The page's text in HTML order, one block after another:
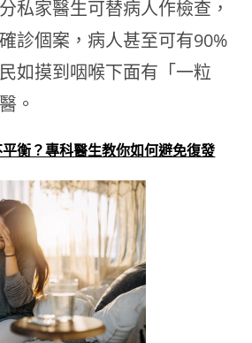
私家醫生可替病人作檢查，
診個案，病人甚至可有90%
如摸到咽喉下面有「一粒
。
衡？專科醫生教你如何避免復發